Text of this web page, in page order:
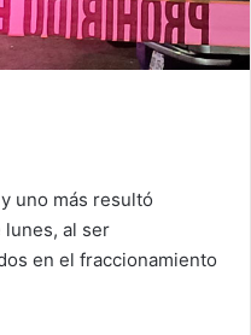
uno más resultó
lunes, al ser
en el fraccionamiento